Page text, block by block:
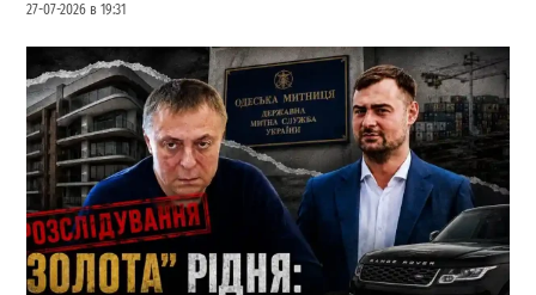
27-07-2026 в 19:31